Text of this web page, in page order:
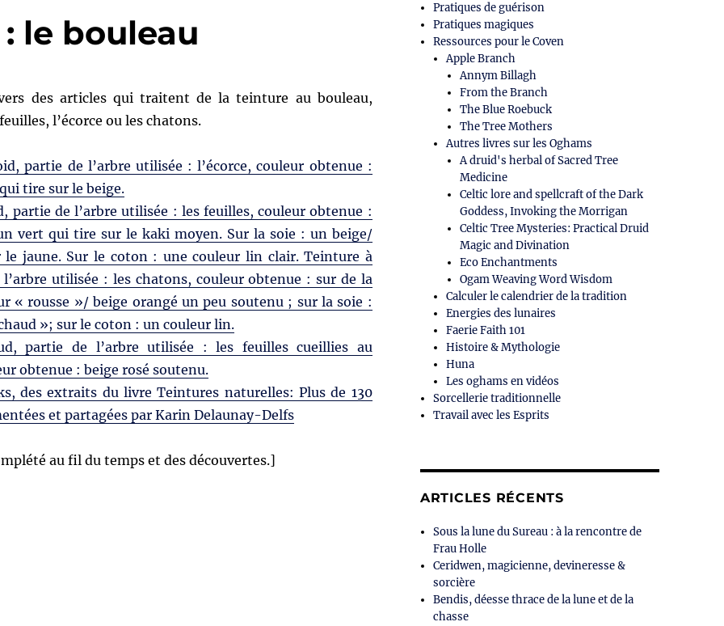
le bouleau
des articles qui traitent de la teinture au bouleau,
l’écorce ou les chatons.
partie de l’arbre utilisée : l’écorce, couleur obtenue :
tire sur le beige.
partie de l’arbre utilisée : les feuilles, couleur obtenue :
vert qui tire sur le kaki moyen. Sur la soie : un beige/
jaune. Sur le coton : une couleur lin clair. Teinture à
utilisée : les chatons, couleur obtenue : sur de la
« rousse »/ beige orangé un peu soutenu ; sur la soie :
»; sur le coton : un couleur lin.
partie de l’arbre utilisée : les feuilles cueillies au
obtenue : beige rosé soutenu.
des extraits du livre Teintures naturelles: Plus de 130
et partagées par Karin Delaunay-Delfs
au fil du temps et des découvertes.]
Pratiques de guérison
Pratiques magiques
Ressources pour le Coven
Apple Branch
Annym Billagh
From the Branch
The Blue Roebuck
The Tree Mothers
Autres livres sur les Oghams
A druid's herbal of Sacred Tree
Medicine
Celtic lore and spellcraft of the Dark
Goddess, Invoking the Morrigan
Celtic Tree Mysteries: Practical Druid
Magic and Divination
Eco Enchantments
Ogam Weaving Word Wisdom
Calculer le calendrier de la tradition
Energies des lunaires
Faerie Faith 101
Histoire & Mythologie
Huna
Les oghams en vidéos
Sorcellerie traditionnelle
Travail avec les Esprits
ARTICLES RÉCENTS
Sous la lune du Sureau : à la rencontre de
Frau Holle
Ceridwen, magicienne, devineresse &
sorcière
Bendis, déesse thrace de la lune et de la
chasse